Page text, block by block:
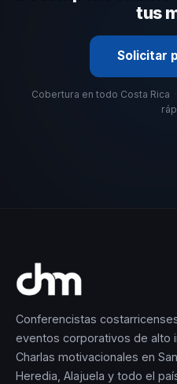
tus
Solicitar
Cobertura en todo Costa Rica ·
Conferencistas
eventos corporativos de alto
Charlas motivacionales en
Heredia, Alajuela y todo el